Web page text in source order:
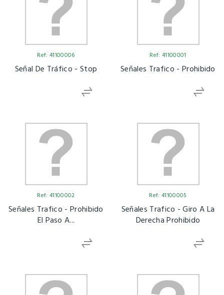
Ref: 41100006
Señal De Tráfico - Stop
Ref: 41100001
Señales Trafico - Prohibido
Ref: 41100002
Señales Trafico - Prohibido
El Paso A...
Ref: 41100005
Señales Trafico - Giro A La
Derecha Prohibido